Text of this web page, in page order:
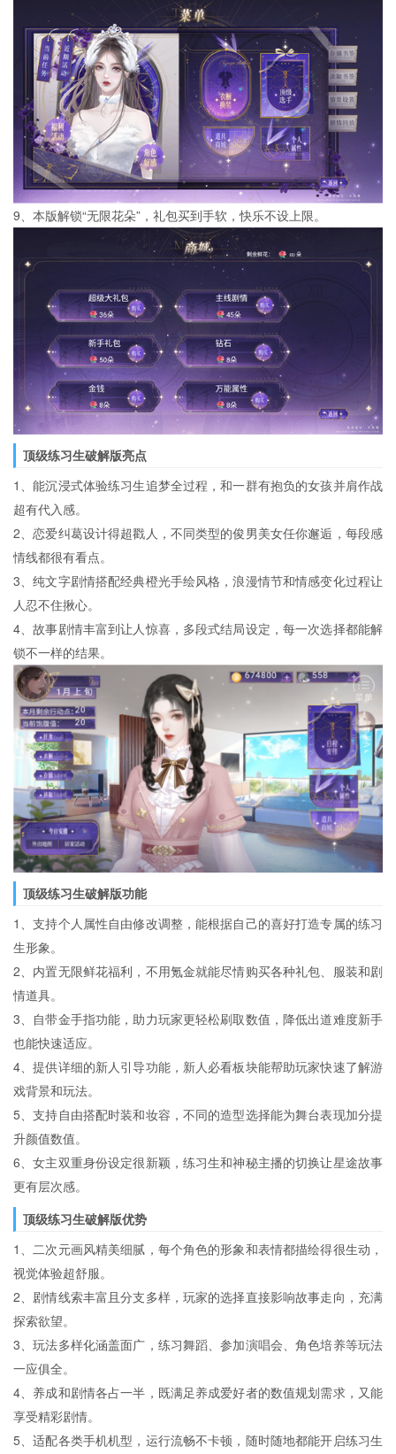
9、本版解锁“无限花朵”，礼包买到手软，快乐不设上限。
顶级练习生破解版亮点
1、能沉浸式体验练习生追梦全过程，和一群有抱负的女孩并肩作战
超有代入感。
2、恋爱纠葛设计得超戳人，不同类型的俊男美女任你邂逅，每段感
情线都很有看点。
3、纯文字剧情搭配经典橙光手绘风格，浪漫情节和情感变化过程让
人忍不住揪心。
4、故事剧情丰富到让人惊喜，多段式结局设定，每一次选择都能解
锁不一样的结果。
顶级练习生破解版功能
1、支持个人属性自由修改调整，能根据自己的喜好打造专属的练习
生形象。
2、内置无限鲜花福利，不用氪金就能尽情购买各种礼包、服装和剧
情道具。
3、自带金手指功能，助力玩家更轻松刷取数值，降低出道难度新手
也能快速适应。
4、提供详细的新人引导功能，新人必看板块能帮助玩家快速了解游
戏背景和玩法。
5、支持自由搭配时装和妆容，不同的造型选择能为舞台表现加分提
升颜值数值。
6、女主双重身份设定很新颖，练习生和神秘主播的切换让星途故事
更有层次感。
顶级练习生破解版优势
1、二次元画风精美细腻，每个角色的形象和表情都描绘得很生动，
视觉体验超舒服。
2、剧情线索丰富且分支多样，玩家的选择直接影响故事走向，充满
探索欲望。
3、玩法多样化涵盖面广，练习舞蹈、参加演唱会、角色培养等玩法
一应俱全。
4、养成和剧情各占一半，既满足养成爱好者的数值规划需求，又能
享受精彩剧情。
5、适配各类手机机型，运行流畅不卡顿，随时随地都能开启练习生